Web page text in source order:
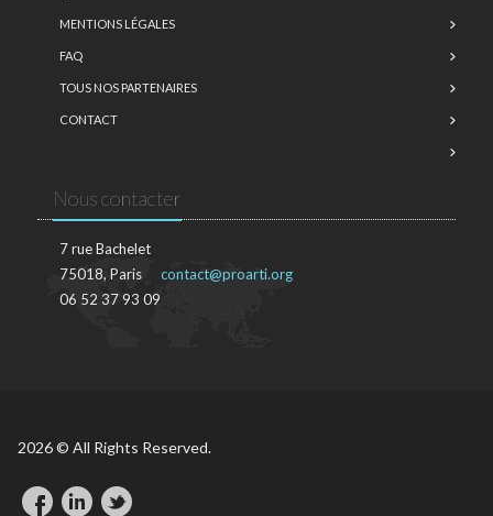
MENTIONS LÉGALES
FAQ
TOUS NOS PARTENAIRES
CONTACT
Nous contacter
7 rue Bachelet
75018, Paris
06 52 37 93 09
contact@proarti.org
2026 © All Rights Reserved.